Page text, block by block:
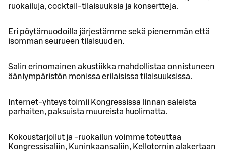
ruokailuja, cocktail-tilaisuuksia ja konsertteja.
Eri pöytämuodoilla järjestämme sekä pienemmän että
isomman seurueen tilaisuuden.
Salin erinomainen akustiikka mahdollistaa onnistuneen
ääniympäristön monissa erilaisissa tilaisuuksissa.
Internet-yhteys toimii Kongressissa linnan saleista
parhaiten, paksuista muureista huolimatta.
Kokoustarjoilut ja -ruokailun voimme toteuttaa
Kongressisaliin, Kuninkaansaliin, Kellotornin alakertaan